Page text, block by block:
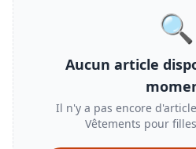
🔍
Aucun article
Il n'y a pas encore
Vêtements pour filles